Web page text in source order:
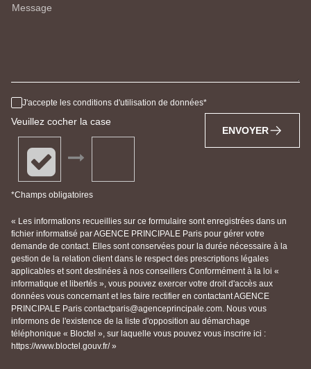
Message
J'accepte les conditions d'utilisation de données
Veuillez cocher la case
*Champs obligatoires
ENVOYER
« Les informations recueillies sur ce formulaire sont enregistrées dans un
fichier informatisé par AGENCE PRINCIPALE Paris pour gérer votre
demande de contact. Elles sont conservées pour la durée nécessaire à la
gestion de la relation client dans le respect des prescriptions légales
applicables et sont destinées à nos conseillers Conformément à la loi «
informatique et libertés », vous pouvez exercer votre droit d'accès aux
données vous concernant et les faire rectifier en contactant AGENCE
PRINCIPALE Paris contactparis@agenceprincipale.com. Nous vous
informons de l'existence de la liste d'opposition au démarchage
téléphonique « Bloctel », sur laquelle vous pouvez vous inscrire ici :
https://www.bloctel.gouv.fr/ »